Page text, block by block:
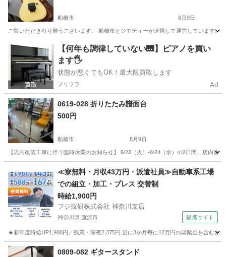
船橋市 8月9日
ご覧いただき有り難うございます。 船橋市とジモティーが連携して運営していま
千葉 船橋市 弦楽器、ギター リユース
【何年も調律していない🎹】ピアノを買い
ます🖐️
状態が悪くてもOK！最大限買取します
プリフラ Ad
0619-028 折りたたみ譜面台
500円
船橋市 8月9日
【店内改装工事に伴う臨時休業のお知らせ】 6/23（火）-6/24（水）の2日間、店内
アクセサリー リユース
≪寮無料・月収43万円・派遣社員≫自動車系工場
での組立・加工・プレス 交替制
時給1,900円
フジ技研株式会社 神奈川支店
神奈川県 藤沢市 提携サイト
★新年度時給UP1,900円／残業・深夜2,375円 更に3か月毎に12万円の奨励金を含む
神奈川 藤沢市 0809-082 ギタースタンド